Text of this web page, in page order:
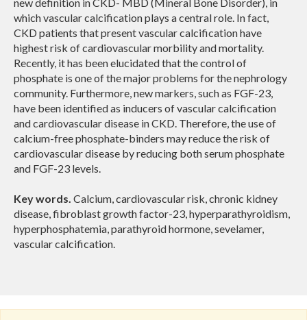
which vascular calcification plays a central role. In fact,
CKD patients that present vascular calcification have
highest risk of cardiovascular morbility and mortality.
Recently, it has been elucidated that the control of
phosphate is one of the major problems for the nephrology
community. Furthermore, new markers, such as FGF-23,
have been identified as inducers of vascular calcification
and cardiovascular disease in CKD. Therefore, the use of
calcium-free phosphate-binders may reduce the risk of
cardiovascular disease by reducing both serum phosphate
and FGF-23 levels.
Key words. Calcium, cardiovascular risk, chronic kidney
disease, fibroblast growth factor-23, hyperparathyroidism,
hyperphosphatemia, parathyroid hormone, sevelamer,
vascular calcification.